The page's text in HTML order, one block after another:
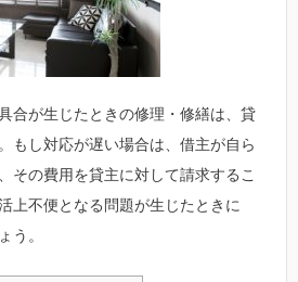
合が生じたときの修理・修繕は、貸
もし対応が遅い場合は、借主が自ら
その費用を貸主に対して請求するこ
上不便となる問題が生じたときに
う。